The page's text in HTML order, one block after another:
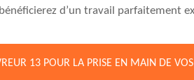
bénéficierez d’un travail parfaitement
13 POUR LA PRISE EN MAIN DE